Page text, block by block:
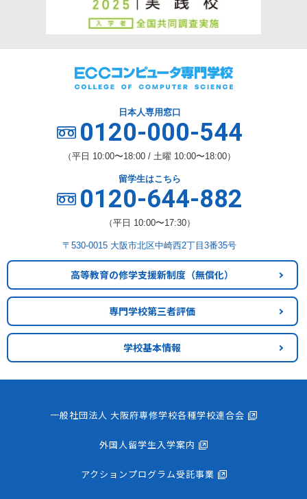
日本人専用窓口
0120-000-544
（平日 10:00〜18:00 / 土曜 10:00〜18:00）
留学生はこちら
0120-644-882
（平日 10:00〜17:30）
〒530-0015 大阪市北区中崎西2丁目3番35号
高等教育の修学支援新制度 （無償化）
専門学校第三者評価
学校基本情報
一般社団法人 大阪府専修学校各種学校連合会
外国人留学生入学案内
アクションプログラム受託事業